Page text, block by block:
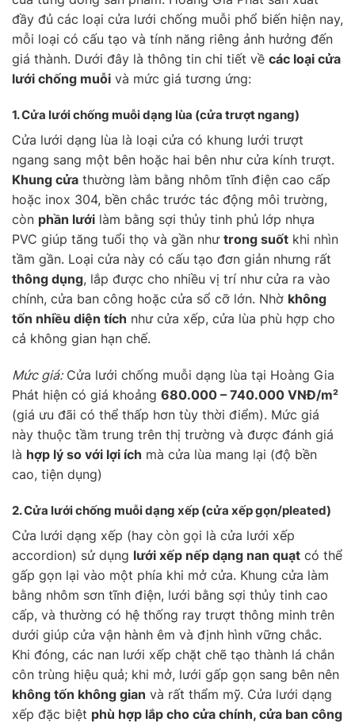
đầy đủ các loại cửa lưới chống muỗi phổ biến hiện nay,
mỗi loại có cấu tạo và tính năng riêng ảnh hưởng đến
giá thành. Dưới đây là thông tin chi tiết về các loại cửa
lưới chống muỗi và mức giá tương ứng:
1. Cửa lưới chống muỗidạng lùa (cửa trượt ngang)
Cửa lưới dạng lùa là loại cửa có khung lưới trượt
ngang sang một bên hoặc hai bên như cửa kính trượt.
Khung cửa thường làm bằng nhôm tĩnh điện cao cấp
hoặc inox 304, bền chắc trước tác động môi trường,
còn phần lưới làm bằng sợi thủy tinh phủ lớp nhựa
PVC giúp tăng tuổi thọ và gần như trong suốt khi nhìn
tầm gần. Loại cửa này có cấu tạo đơn giản nhưng rất
thông dụng, lắp được cho nhiều vị trí như cửa ra vào
chính, cửa ban công hoặc cửa sổ cỡ lớn. Nhờ không
tốn nhiều diện tích như cửa xếp, cửa lùa phù hợp cho
cả không gian hạn chế.
Mức giá:Cửa lưới chống muỗi dạng lùa tại Hoàng Gia
Phát hiện có giá khoảng 680.000 – 740.000 VNĐ/m²
(giá ưu đãi có thể thấp hơn tùy thời điểm). Mức giá
này thuộc tầm trung trên thị trường và được đánh giá
là hợp lý so với lợi ích mà cửa lùa mang lại (độ bền
cao, tiện dụng)
2. Cửa lưới chống muỗidạng xếp (cửa xếp gọn/pleated)
Cửa lưới dạng xếp (hay còn gọi là cửa lưới xếp
accordion) sử dụng lưới xếp nếp dạng nan quạt có thể
gấp gọn lại vào một phía khi mở cửa. Khung cửa làm
bằng nhôm sơn tĩnh điện, lưới bằng sợi thủy tinh cao
cấp, và thường có hệ thống ray trượt thông minh trên
dưới giúp cửa vận hành êm và định hình vững chắc.
Khi đóng, các nan lưới xếp chặt chẽ tạo thành lá chắn
côn trùng hiệu quả; khi mở, lưới gấp gọn sang bên nên
không tốn không gian và rất thẩm mỹ. Cửa lưới dạng
xếp đặc biệt phù hợp lắp cho cửa chính, cửa ban công